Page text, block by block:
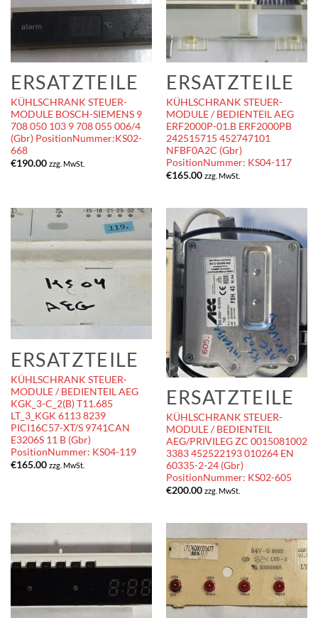
ERSATZTEILE
KÜHLSCHRANK STEUER-
MODULE BOSCH-SIEMENS 9
708 050 103 9 708 055 006/4
(Gbr) PositionNummer:KS02-
668
€190.00 zzg. MwSt.
ERSATZTEILE
KÜHLSCHRANK STEUER-
MODULE / BEDIENTEIL AEG
ERF2000P-01.B ERF2000PB
242515715 452747101
NFBF0A2C (Gbr)
PositionNummer: KS04-117
€165.00 zzg. MwSt.
ERSATZTEILE
KÜHLSCHRANK STEUER-
MODULE / BEDIENTEIL AEG
KGK_3-C_2(B) T11.685
LT_3_KGK 6113 8239
PICI16C57-XT/S 9741CAN
E3206S 11 B (Gbr)
PositionNummer: KS04-119
€165.00 zzg. MwSt.
ERSATZTEILE
KÜHLSCHRANK STEUER-
MODULE / BEDIENTEIL
AEG/PRIVILEG ZC 0015081002
3383 452522193 010264 EN
60335-2-24 (Gbr)
PositionNummer: KS02-605
€200.00 zzg. MwSt.